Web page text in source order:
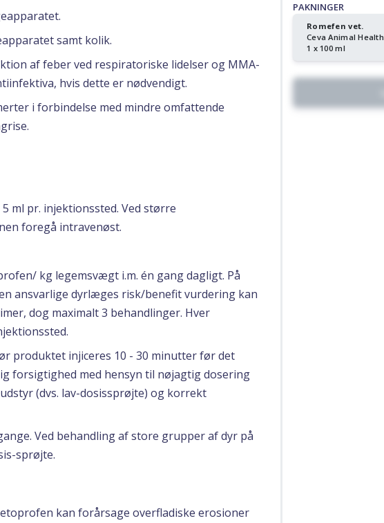
samt kolik.
af feber ved respiratoriske lidelser og MMA-
hvis dette er nødvendigt.
i forbindelse med mindre omfattende
ml pr. injektionssted. Ved større
foregå intravenøst.
kg legemsvægt i.m. én gang dagligt. På
ansvarlige dyrlæges risk/benefit vurdering kan
dog maximalt 3 behandlinger. Hver
produktet injiceres 10 - 30 minutter før det
forsigtighed med hensyn til nøjagtig dosering
(dvs. lav-dosissprøjte) og korrekt
Ved behandling af store grupper af dyr på
sprøjte.
kan forårsage overfladiske erosioner
PAKNINGER
Romefen vet.
Ceva Animal Health
1 x 100 ml